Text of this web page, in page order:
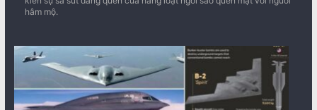
hâm mộ.